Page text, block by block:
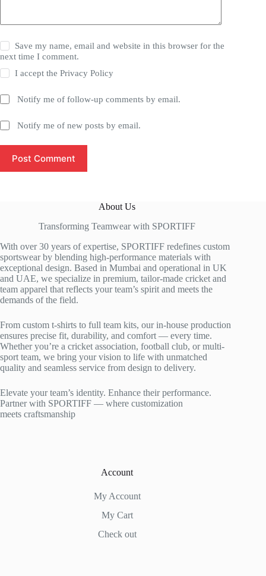
Save my name, email and website in this browser for the
next time I comment.
I accept thePrivacy Policy
Notify me of follow-up comments by email.
Notify me of new posts by email.
Post Comment
About Us
Transforming Teamwear with SPORTIFF
With over 30 years of expertise, SPORTIFF redefines custom
sportswear by blending high-performance materials with
exceptional design. Based in Mumbai and operational in UK
and UAE, we specialize in premium, tailor-made cricket and
team apparel that reflects your team’s spirit and meets the
demands of the field.
From custom t-shirts to full team kits, our in-house production
ensures precise fit, durability, and comfort — every time.
Whether you’re a cricket association, football club, or multi-
sport team, we bring your vision to life with unmatched
quality and seamless service from design to delivery.
Elevate your team’s identity. Enhance their performance.
Partner with SPORTIFF — where customization
meets craftsmanship
Account
My Account
My Cart
Check out